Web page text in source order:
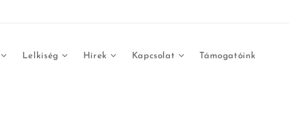
Lelkiség Hírek Kapcsolat Támogatóink